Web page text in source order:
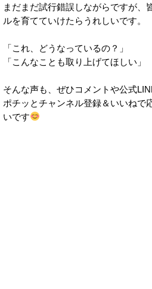
まだまだ試行錯誤しながらですが、
ルを育てていけたらうれしいです。
「これ、どうなっているの？」
「こんなことも取り上げてほしい」
そんな声も、ぜひコメントや公式
ポチッとチャンネル登録＆いいねで
いです